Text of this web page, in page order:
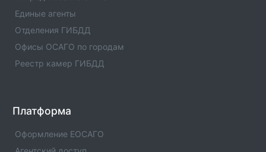
Оператор техосмотра №00983. Список пунктов
оператора, статус оператора, телефны и адреса.
Оператор техосмотра №00982
Информация об операторе технического осмотра.
Оператор техосмотра №00982. Список пунктов
Оператор техосмотра №00978
Информация об операторе технического осмотра.
Оператор техосмотра №00978. Список пунктов
оператора, статус оператора, телефны и адреса.
Единые агенты
Отделения ГИБДД
Офисы ОСАГО по городам
Реестр камер ГИБДД
Платформа
Оформление ЕОСАГО